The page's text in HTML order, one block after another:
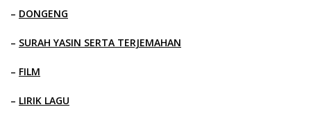
– DONGENG
– SURAH YASIN SERTA TERJEMAHAN
– FILM
– LIRIK LAGU